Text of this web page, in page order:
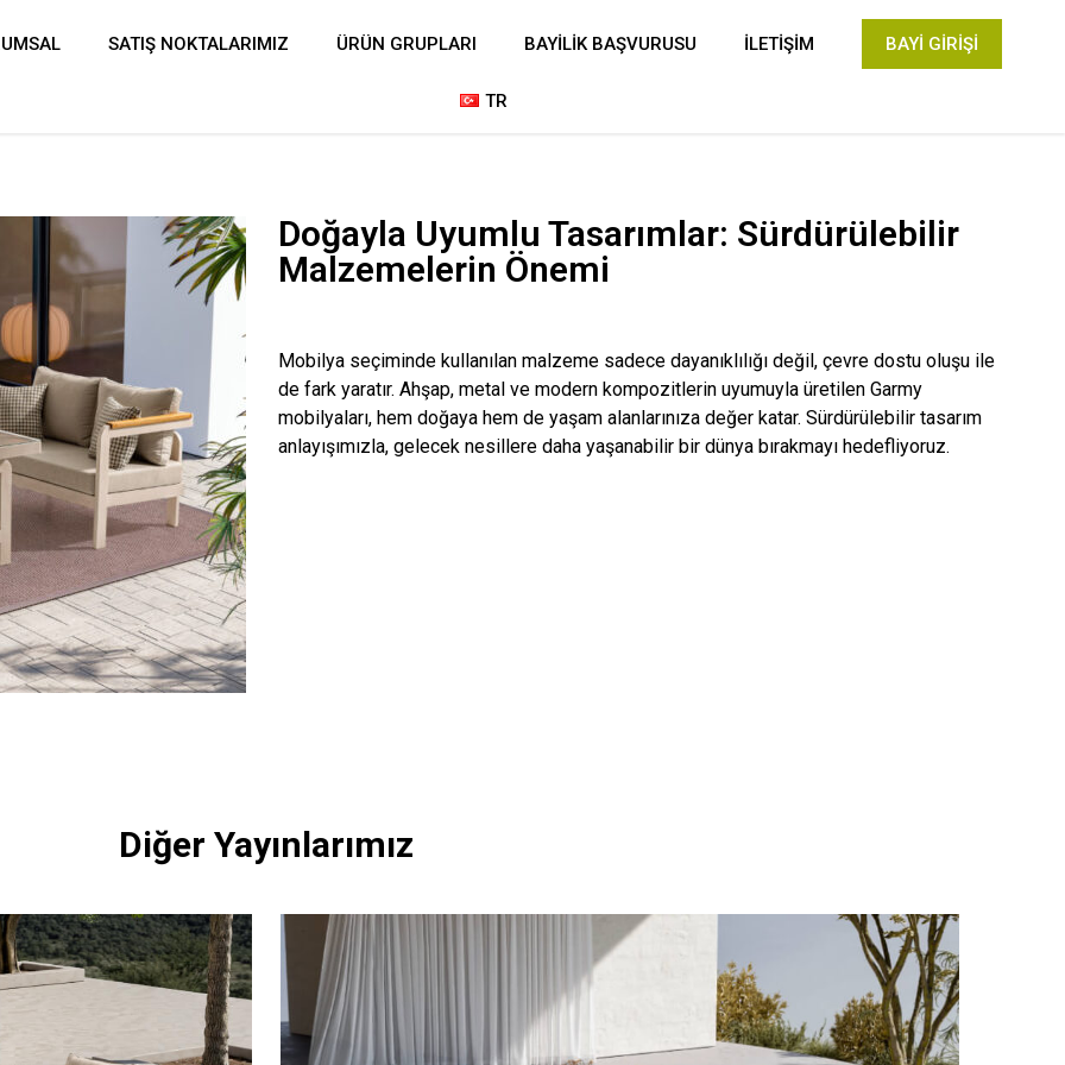
SATIŞ NOKTALARIMIZ ÜRÜN GRUPLARI BAYİLİK BAŞVURUSU İLETİŞİM BAYİ GİRİŞİ
TR
Doğayla Uyumlu Tasarımlar: Sürdürülebilir
Malzemelerin Önemi
Mobilya seçiminde kullanılan malzeme sadece dayanıklılığı değil, çevre dostu oluşu ile
de fark yaratır. Ahşap, metal ve modern kompozitlerin uyumuyla üretilen Garmy
mobilyaları, hem doğaya hem de yaşam alanlarınıza değer katar. Sürdürülebilir tasarım
anlayışımızla, gelecek nesillere daha yaşanabilir bir dünya bırakmayı hedefliyoruz.
Diğer Yayınlarımız
için
bir araya
tasarlayarak
SATIŞ NOKTALARIMIZ
BAYİLİK BAŞVURUSU
İLETİŞİM
ÇEREZ POLİTİKASI